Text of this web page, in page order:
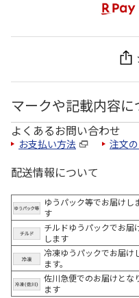
マークや記載内容に
よくあるお問い合わせ
お支払い方法 注文
配送情報について
ゆうパック等でお届けし
す
チルドゆうパックでお届
します
冷凍ゆうパックでお届け
ます。
佐川急便でのお届けとな
ます